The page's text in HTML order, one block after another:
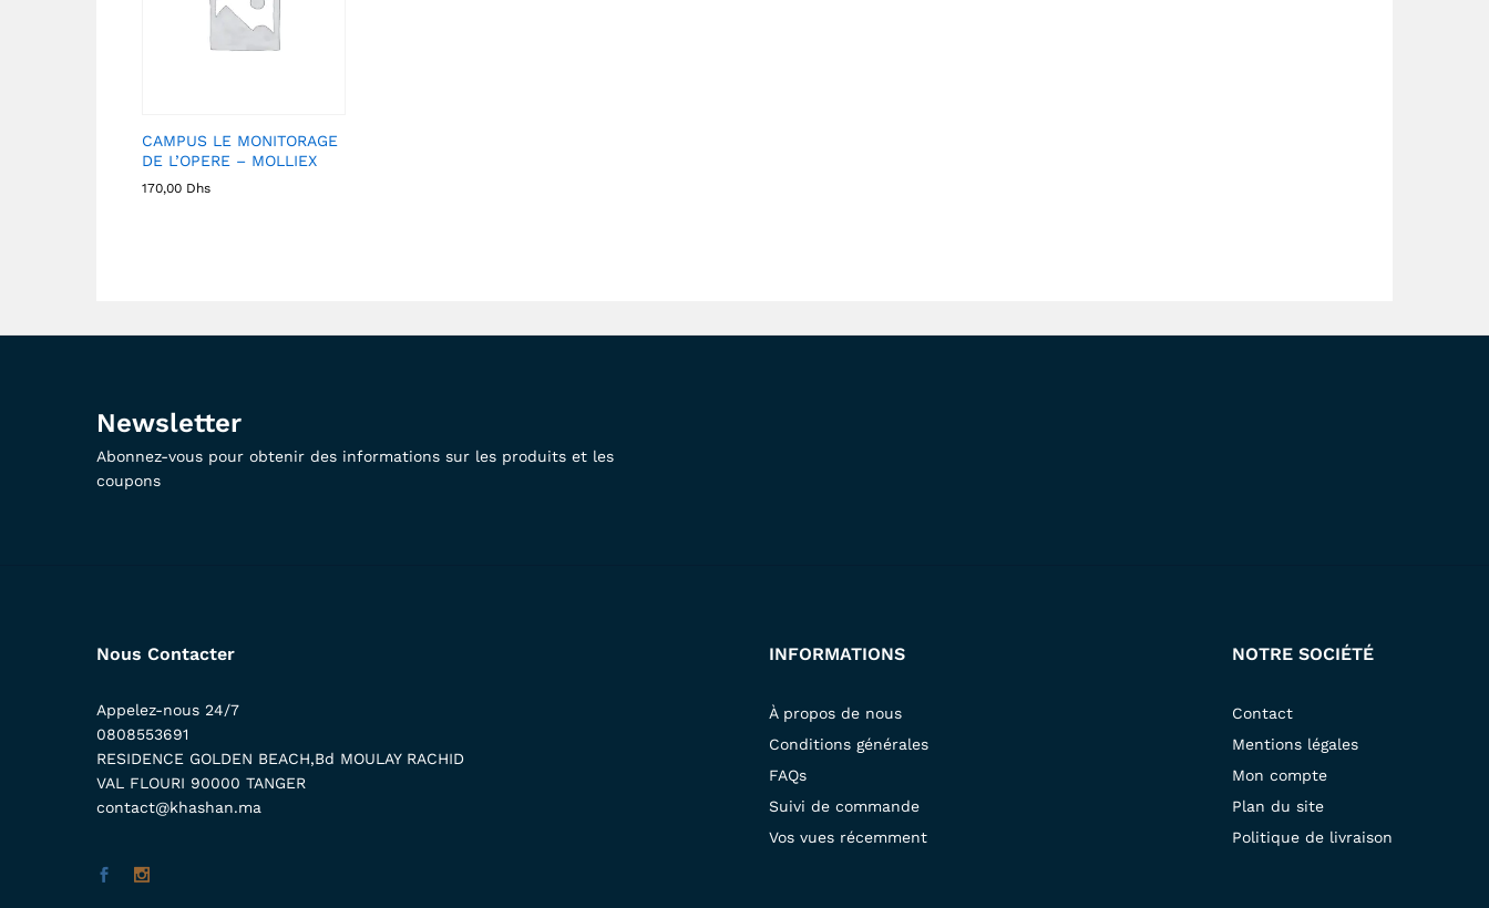
CAMPUS LE MONITORAGE
DE L’OPERE – MOLLIEX
170,00 Dhs
Newsletter
Abonnez-vous pour obtenir des informations sur les produits et les
coupons
Nous Contacter
Appelez-nous 24/7
0808553691
RESIDENCE GOLDEN BEACH,Bd MOULAY RACHID
VAL FLOURI 90000 TANGER
contact@khashan.ma
INFORMATIONS
À propos de nous
Conditions générales
FAQs
Suivi de commande
Vos vues récemment
NOTRE SOCIÉTÉ
Contact
Mentions légales
Mon compte
Plan du site
Politique de livraison